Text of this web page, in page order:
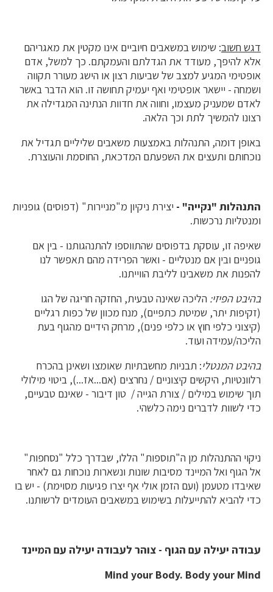
דגש חשוב: שימוש במשאבים חיוביים אינו מקטין את מאגריהם
אלא להיפך, מעודד את הגדלתם והעמקתם. כך למשל, אדם
אופטימי המגיע למצב של שביעות רצון או הישג מעורר תקווה
ושמחה - יישאר אופטימי ואף יעמיק תחושה זו. הוא הדבר באשר
לאדם שמעניק מעצמו, וחווה את חדוות הנתינה המגדילה את
רצונו להמשיך לתת וכך הלאה.
באופן דומה, התנהלות באמצעות משאבים שליליים תגדיל את
נוכחותם ותעצים את השפעתם המדכאת, החוסמת והעוצרת.
התנהלות "נקייה" - יצירת ניקיון מ"מניירות" (דפוסים) גופניות
ומנטליות נרכשות.
שאיפה זו, עוסקת בדפוסים שהתווספו להתנהגותנו - בין אם
גופניים ובין אם מנטליים - ואשר הפרידה מהם תאפשר לנו
להפנות את משאבינו לליבת הווייתנו.
בהיבט הפיזי: הליכה שאינה טבעית, החזקה חריגה של הגו
(זקיפות יתר, שמיטת כתפיים), מנח מכוון של כפות רגליים
(קיצוני כלפי חוץ או כלפי פנים), מרחק הידיים מהגוף בעת
הליכה/עמידה ועוד.
בהיבט המנטלי: תבניות מחשבתיות שאומצו ושאינן בהכרח
רלוונטיות, היקשים קיצוניים / נחרצים (אם...אז...), ביטוי מילולי
תוך שימוש במילים / צורת הגייה / טון דיבור - שאינם טבעיים,
כדי לשוות לדברים נימה כלשהי.
ניקוי ההתנהלות מן ה"תוספות" הללו, שבדרך כלל "נסחפות"
אל הגוף ואל המיינד מסיבות שונות ונשארות נוכחות גם לאחר
שאיבדו מטעמן (ועם הזמן אולי אף יצרו פגיעות מסוימת) - יש בו
כדי להביא להתייעלות בשימוש במשאבים העומדים לרשותנו.
עבודה יעילה עם הגוף - צוהר לעבודה יעילה עם המיינד
Mind your Body. Body your Mind